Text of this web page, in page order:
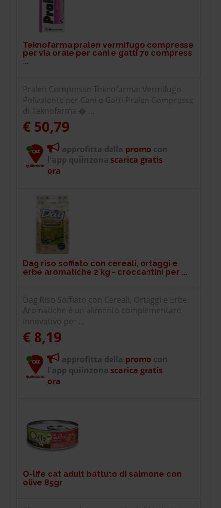
Teknofarma pralen vermifugo compresse
per via orale per cani e gatti 70 compress
...
Pralen Compresse Teknofarma: Vermifugo
Polivalente per Cani e Gatti Pralen Compresse
di Teknofarma � ...
€ 50,79
approfitta della promo con
l'app quiinzona scarica gratis
ora
Dag riso soffiato con cereali, ortaggi e
erbe aromatiche 2 kg - croccantini per ...
Dag Riso Soffiato con Cereali, Ortaggi e Erbe
Aromatiche è un alimento complementare
innovativo per ...
€ 8,19
approfitta della promo con
l'app quiinzona scarica gratis
ora
O-life cat adult battuto di salmone con
olive 85gr